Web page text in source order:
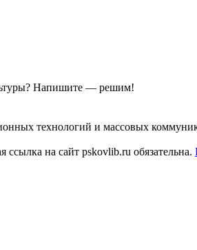
Напишите — решим!
технологий и массовых
на сайт pskovlib.ru обязательна.